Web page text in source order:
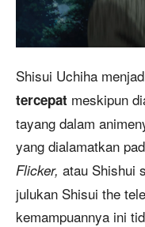
Shisui Uchiha
tercepat meskipun
tayang dalam
yang dialamatkan
Flicker, atau Shishui
julukan Shisui the
kemampuannya ini